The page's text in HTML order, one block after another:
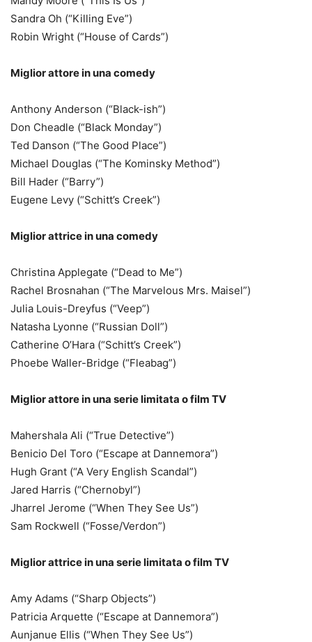
Sandra Oh (“Killing Eve”)
Robin Wright (“House of Cards”)
Miglior attore in una comedy
Anthony Anderson (“Black-ish”)
Don Cheadle (“Black Monday”)
Ted Danson (“The Good Place”)
Michael Douglas (“The Kominsky Method”)
Bill Hader (“Barry”)
Eugene Levy (“Schitt’s Creek”)
Miglior attrice in una comedy
Christina Applegate (“Dead to Me”)
Rachel Brosnahan (“The Marvelous Mrs. Maisel”)
Julia Louis-Dreyfus (“Veep”)
Natasha Lyonne (“Russian Doll”)
Catherine O’Hara (“Schitt’s Creek”)
Phoebe Waller-Bridge (“Fleabag”)
Miglior attore in una serie limitata o film TV
Mahershala Ali (“True Detective”)
Benicio Del Toro (“Escape at Dannemora”)
Hugh Grant (“A Very English Scandal”)
Jared Harris (“Chernobyl”)
Jharrel Jerome (“When They See Us”)
Sam Rockwell (“Fosse/Verdon”)
Miglior attrice in una serie limitata o film TV
Amy Adams (“Sharp Objects”)
Patricia Arquette (“Escape at Dannemora”)
Aunjanue Ellis (“When They See Us”)